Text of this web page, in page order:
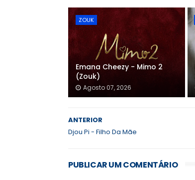
ZOUK
Emana Cheezy - Mimo 2
(Zouk)
Agosto 07, 2026
ANTERIOR
Djou Pi - Filho Da Mãe
PUBLICAR UM COMENTÁRIO